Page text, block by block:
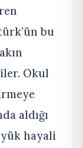
bu
Okul
aldığı
hayali